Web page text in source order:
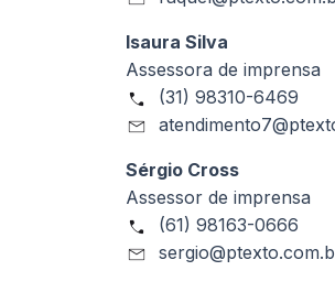
Isaura Silva
Assessora de imprensa
(31) 98310-6469
Sérgio Cross
Assessor de imprensa
(61) 98163-0666